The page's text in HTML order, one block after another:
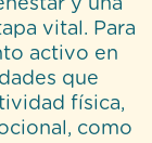
y una
vital. Para
activo en
que
física,
como